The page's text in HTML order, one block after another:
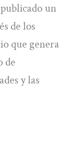
un
de los
que genera
de
y las